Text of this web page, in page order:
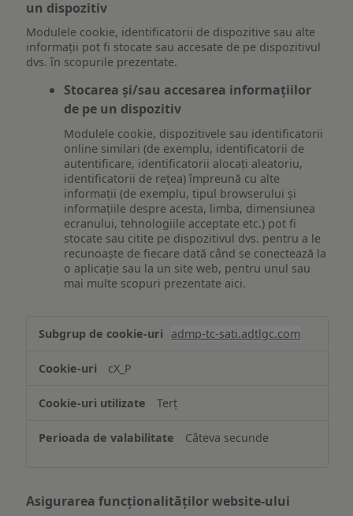
un dispozitiv
Modulele cookie, identificatorii de dispozitive sau alte
informații pot fi stocate sau accesate de pe dispozitivul
dvs. în scopurile prezentate.
Stocarea și/sau accesarea informațiilor
de pe un dispozitiv
Modulele cookie, dispozitivele sau identificatorii
online similari (de exemplu, identificatorii de
autentificare, identificatorii alocați aleatoriu,
identificatorii de rețea) împreună cu alte
informații (de exemplu, tipul browserului și
informațiile despre acesta, limba, dimensiunea
ecranului, tehnologiile acceptate etc.) pot fi
stocate sau citite pe dispozitivul dvs. pentru a le
recunoaște de fiecare dată când se conectează la
o aplicație sau la un site web, pentru unul sau
mai multe scopuri prezentate aici.
și/sau
informațiilor
pe
dispozitiv
admp-tc-sati.adtlgc.com
cX_P
Terț
Câteva secunde
Asigurarea funcționalităților website-ului